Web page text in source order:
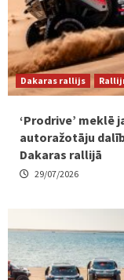
Dakaras rallijs
‘Prodrive’ meklē
autoražotāju
Dakaras rallijā
29/07/2026